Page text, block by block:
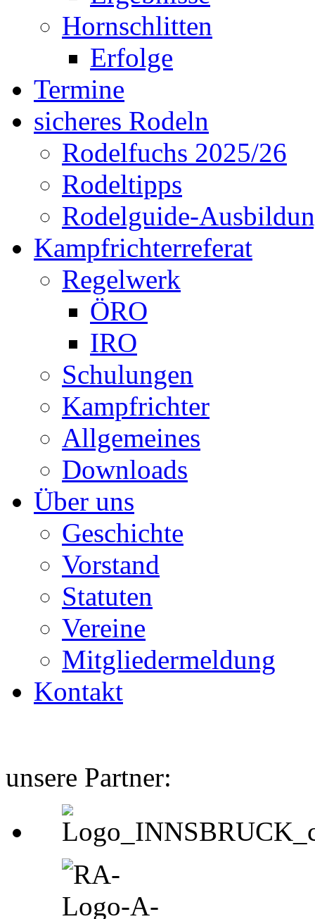
Hornschlitten
Erfolge
Termine
sicheres Rodeln
Rodelfuchs 2025/26
Rodeltipps
Rodelguide-
Kampfrichterreferat
Regelwerk
ÖRO
IRO
Schulungen
Kampfrichter
Allgemeines
Downloads
Über uns
Geschichte
Vorstand
Statuten
Vereine
Mitgliedermeldung
Kontakt
unsere Partner: